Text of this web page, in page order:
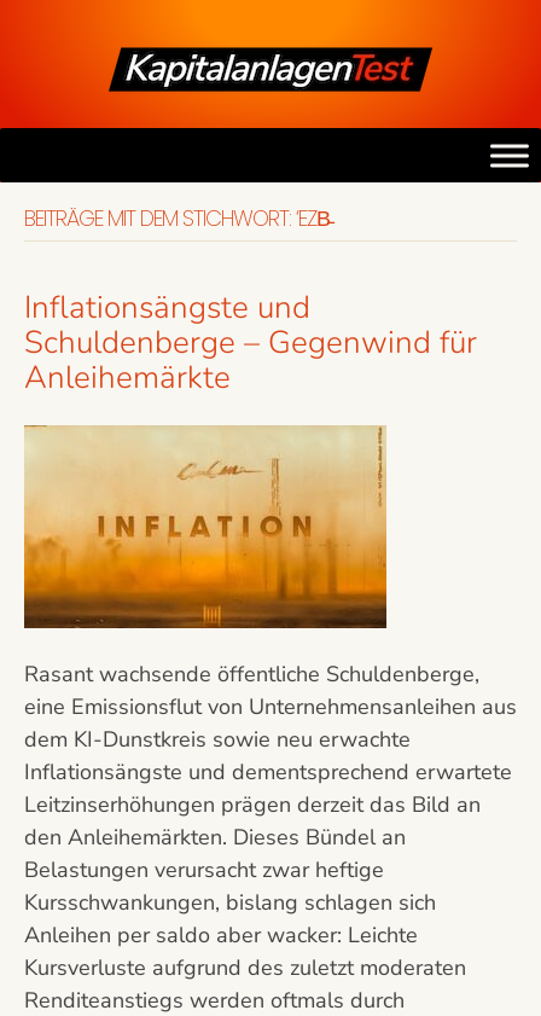
BEITRÄGE MIT DEM STICHWORT: ‘EZB̵
Inflationsängste und
Schuldenberge – Gegenwind für
Anleihemärkte
Rasant wachsende öffentliche Schuldenberge,
eine Emissionsflut von Unternehmensanleihen aus
dem KI-Dunstkreis sowie neu erwachte
Inflationsängste und dementsprechend erwartete
Leitzinserhöhungen prägen derzeit das Bild an
den Anleihemärkten. Dieses Bündel an
Belastungen verursacht zwar heftige
Kursschwankungen, bislang schlagen sich
Anleihen per saldo aber wacker: Leichte
Kursverluste aufgrund des zuletzt moderaten
Renditeanstiegs werden oftmals durch